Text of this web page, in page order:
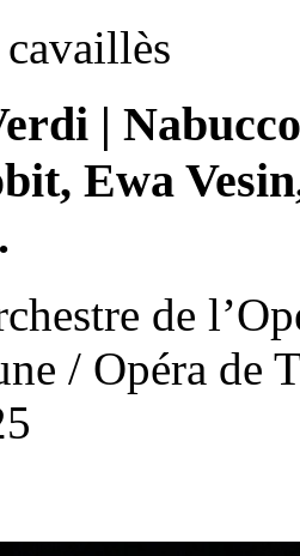
|
Ewa
de
/ Opéra de